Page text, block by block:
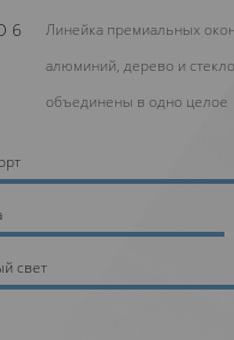
Линейка премиальных
алюминий, дерево и стекло
объединены в одно целое
свет